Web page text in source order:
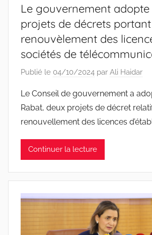
Le gouvernement adopte
projets de décrets portant
renouvèlement des
sociétés de
Publié le 04/10/2024 par Ali Haidar
Le Conseil de gouvernement a
Rabat, deux projets de décret
renouvellement des licences
Continuer la lecture